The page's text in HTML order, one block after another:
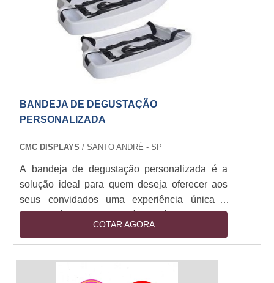
e de qualidade, a lona sp é a melhor opção.
BANDEJA DE DEGUSTAÇÃO
PERSONALIZADA
CMC DISPLAYS/ SANTO ANDRÉ - SP
A bandeja de degustação personalizada é a
solução ideal para quem deseja oferecer aos
seus convidados uma experiência única e
inesquecível. Com ela, é possível criar uma
seleção de pratos e bebidas que se adequem
ao gosto de cada um. Além disso, a bandeja de
degustação personalizada é prática e versátil,
COTAR AGORA